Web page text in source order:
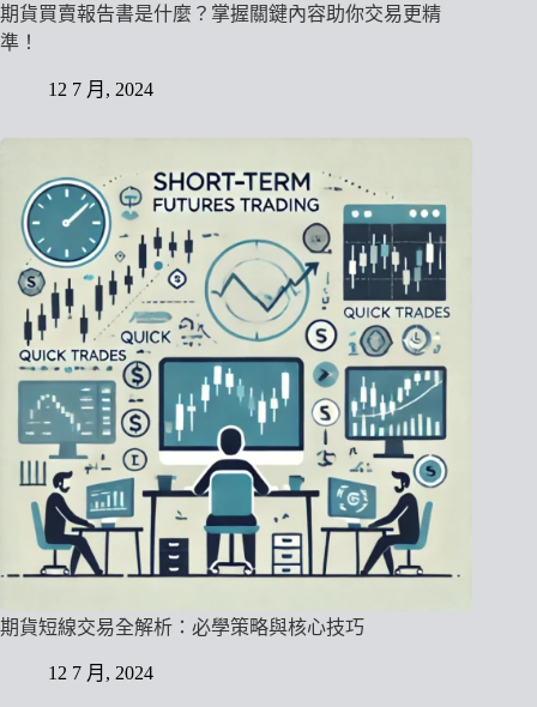
期貨買賣報告書是什麼？掌握關鍵內容助你交易更精
準！
12 7 月, 2024
期貨短線交易全解析：必學策略與核心技巧
12 7 月, 2024